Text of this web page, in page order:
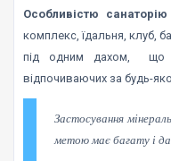
Особливістю
комплекс, їдальня, клуб,
під одним дахом, що
відпочиваючих за будь-
Застосування
метою має багату і